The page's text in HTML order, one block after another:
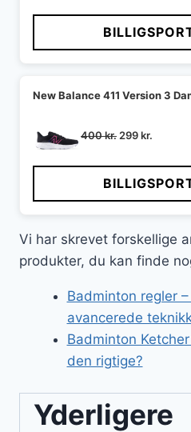
New Balance 411 Version 3
400kr. Den
pris
var:
400 kr..
299kr.
pris
er:
299 kr..
Vi har skrevet forskellige
produkter, du kan finde
Badminton regler
avancerede
Badminton
den rigtige?
Yderligere